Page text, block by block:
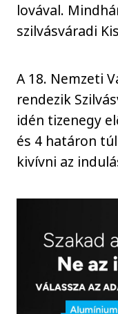
lovával.
szilvásváradi
A 18. Nemzeti
rendezik
idén tizenegy
és 4 határon
kivívni az